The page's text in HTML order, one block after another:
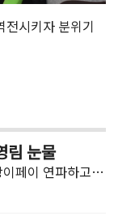
시키자 분위기
림 눈물
김명훈·박상진, 강동윤·당이페이 연파하고 박하민 마무리... 영림 3-2 제쳐